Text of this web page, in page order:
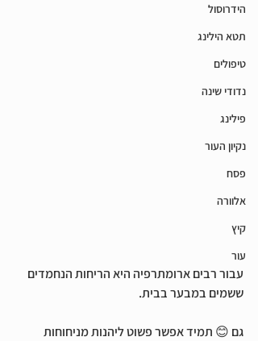
הידרוסול
תטא הילינג
טיפולים
נדודי שינה
פילינג
נקיון העור
פסח
אלוורה
קיץ
עור
עבור רבים ארומתרפיה היא הריחות הנחמדים
ששמים במבער בבית.
גם 😊 תמיד אפשר פשוט ליהנות מניחוחות